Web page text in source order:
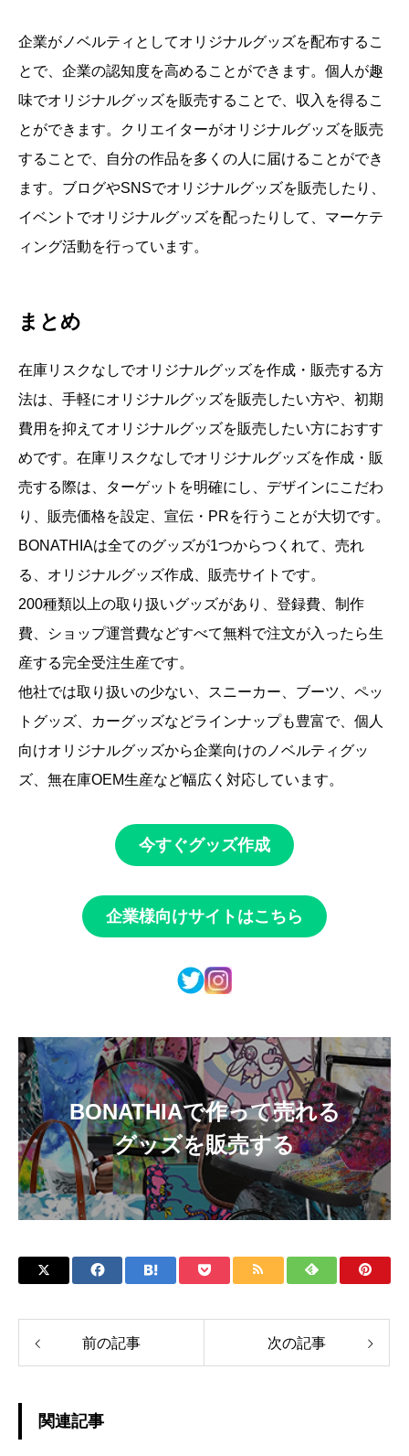
企業がノベルティとしてオリジナルグッズを配布するこ
とで、企業の認知度を高めることができます。個人が趣
味でオリジナルグッズを販売することで、収入を得るこ
とができます。クリエイターがオリジナルグッズを販売
することで、自分の作品を多くの人に届けることができ
ます。ブログやSNSでオリジナルグッズを販売したり、
イベントでオリジナルグッズを配ったりして、マーケテ
ィング活動を行っています。
まとめ
在庫リスクなしでオリジナルグッズを作成・販売する方
法は、手軽にオリジナルグッズを販売したい方や、初期
費用を抑えてオリジナルグッズを販売したい方におすす
めです。在庫リスクなしでオリジナルグッズを作成・販
売する際は、ターゲットを明確にし、デザインにこだわ
り、販売価格を設定、宣伝・PRを行うことが大切です。
BONATHIAは全てのグッズが1つからつくれて、売れ
る、オリジナルグッズ作成、販売サイトです。
200種類以上の取り扱いグッズがあり、登録費、制作
費、ショップ運営費などすべて無料で注文が入ったら生
産する完全受注生産です。
他社では取り扱いの少ない、スニーカー、ブーツ、ペッ
トグッズ、カーグッズなどラインナップも豊富で、個人
向けオリジナルグッズから企業向けのノベルティグッ
ズ、無在庫OEM生産など幅広く対応しています。
今すぐグッズ作成
企業様向けサイトはこちら
BONATHIAで作って売れる
グッズを販売する
前の記事 次の記事
関連記事